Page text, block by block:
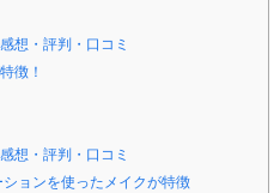
想・評判・口コミ
徴！
想・評判・口コミ
ョンを使ったメイクが特徴